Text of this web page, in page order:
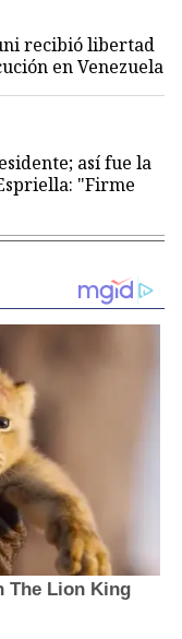
recibió libertad
en Venezuela
así fue la
"Firme